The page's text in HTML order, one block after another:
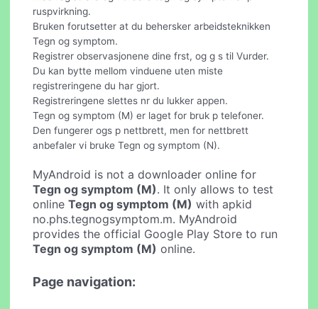
ruspvirkning.
Bruken forutsetter at du behersker arbeidsteknikken
Tegn og symptom.
Registrer observasjonene dine frst, og g s til Vurder.
Du kan bytte mellom vinduene uten miste
registreringene du har gjort.
Registreringene slettes nr du lukker appen.
Tegn og symptom (M) er laget for bruk p telefoner.
Den fungerer ogs p nettbrett, men for nettbrett
anbefaler vi bruke Tegn og symptom (N).
MyAndroid is not a downloader online for
Tegn og symptom (M). It only allows to test
onlineTegn og symptom (M) with apkid
no.phs.tegnogsymptom.m. MyAndroid
provides the official Google Play Store to run
Tegn og symptom (M) online.
Page navigation: